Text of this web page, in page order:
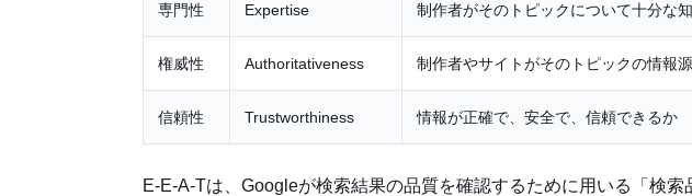
専門性 Expertise 制作者がそのトピックについて十分な
権威性 Authoritativeness 制作者やサイトがそのトピックの情報
信頼性 Trustworthiness 情報が正確で、安全で、信頼できるか
E-E-A-Tは、Googleが検索結果の品質を確認するために用いる「検